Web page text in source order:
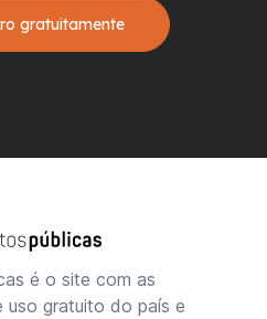
gratuitamente
é o site com as
gratuito do país e